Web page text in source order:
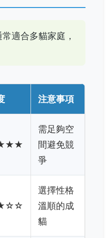
適合多貓家庭，
注意事項
需足夠空
間避免競
爭
選擇性格
溫順的成
貓